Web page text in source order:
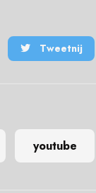
Tweetnij
youtube